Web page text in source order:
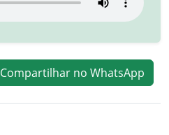
Compartilhar no WhatsApp